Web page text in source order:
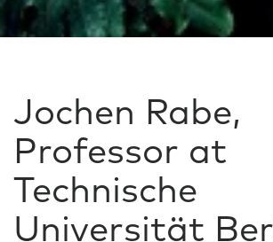
Jochen Rabe,
Professor at
Technische
Universität